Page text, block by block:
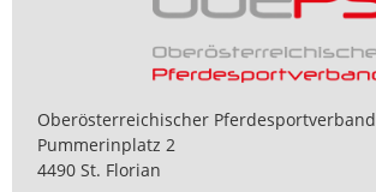
Oberösterreichischer Pferdesportverband
Pummerinplatz 2
4490 St. Florian